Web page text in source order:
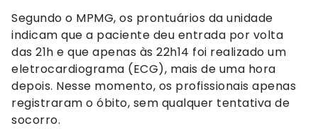
Segundo o MPMG, os prontuários da unidade
indicam que a paciente deu entrada por volta
das 21h e que apenas às 22h14 foi realizado um
eletrocardiograma (ECG), mais de uma hora
depois. Nesse momento, os profissionais apenas
registraram o óbito, sem qualquer tentativa de
socorro.